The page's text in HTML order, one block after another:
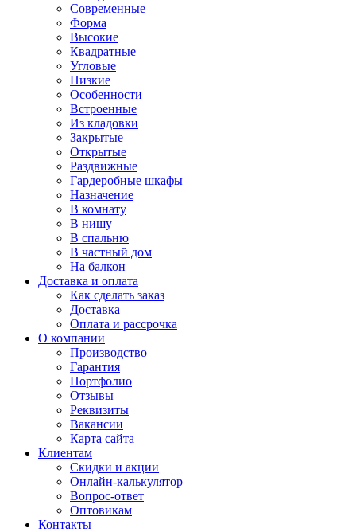
Современные
Форма
Высокие
Квадратные
Угловые
Низкие
Особенности
Встроенные
Из кладовки
Закрытые
Открытые
Раздвижные
Гардеробные шкафы
Назначение
В комнату
В нишу
В спальню
В частный дом
На балкон
Доставка и оплата
Как сделать заказ
Доставка
Оплата и рассрочка
О компании
Производство
Гарантия
Портфолио
Отзывы
Реквизиты
Вакансии
Карта сайта
Клиентам
Скидки и акции
Онлайн-калькулятор
Вопрос-ответ
Оптовикам
Контакты